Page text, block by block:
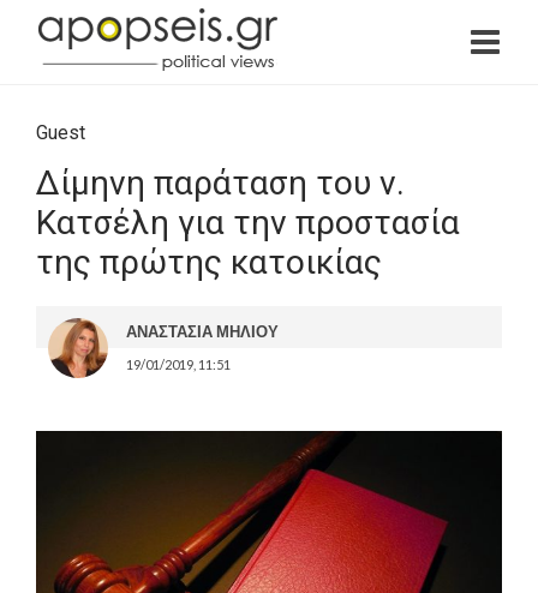
Guest
Δίμηνη παράταση του ν.
Κατσέλη για την προστασία
της πρώτης κατοικίας
ΑΝΑΣΤΑΣΙΑ ΜΗΛΙΟΥ
19/01/2019, 11:51